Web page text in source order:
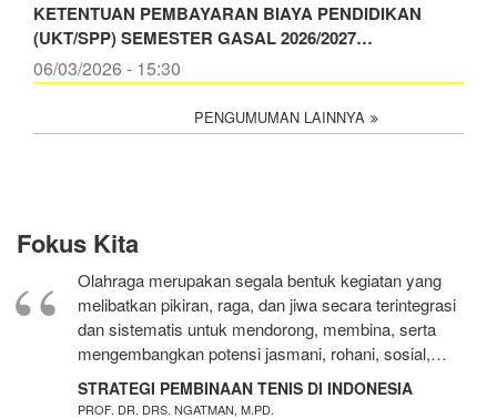
KETENTUAN PEMBAYARAN BIAYA PENDIDIKAN
(UKT/SPP) SEMESTER GASAL 2026/2027…
06/03/2026 - 15:30
PENGUMUMAN LAINNYA
Fokus Kita
Olahraga merupakan segala bentuk kegiatan yang
melibatkan pikiran, raga, dan jiwa secara terintegrasi
dan sistematis untuk mendorong, membina, serta
mengembangkan potensi jasmani, rohani, sosial,…
STRATEGI PEMBINAAN TENIS DI INDONESIA
PROF. DR. DRS. NGATMAN, M.PD.